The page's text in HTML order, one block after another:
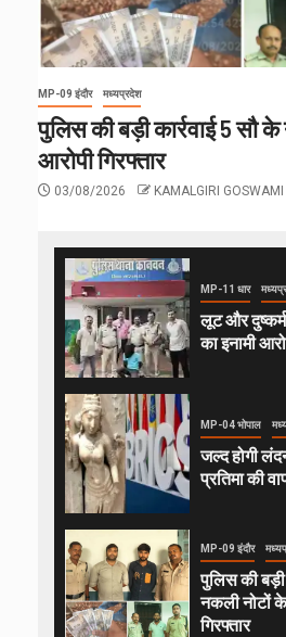
MP-09 इंदौर मध्यप्रदेश
पुलिस की बड़ी कार्रवाई 5 सौ
आरोपी गिरफ्तार
03/08/2026 KAMALGIRI GOSWAMI
MP-11 धार
लूट और
का इनामी
MP-04 भोपाल
जल्द होगी
प्रतिमा की
MP-09 इंदौर
पुलिस की बड़ी
नकली नोटों
गिरफ्तार